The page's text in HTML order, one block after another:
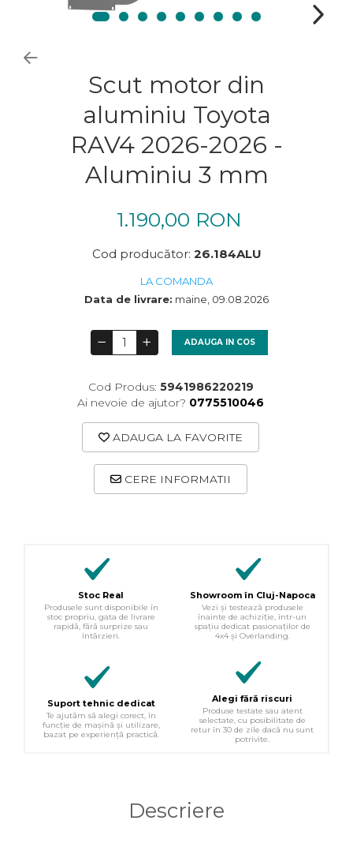
Scut motor din
aluminiu Toyota
RAV4 2026-2026 -
Aluminiu 3 mm
1.190,00 RON
Cod producător: 26.184ALU
LA COMANDA
Data de livrare: maine, 09.08.2026
ADAUGA IN COS
Cod Produs: 5941986220219
Ai nevoie de ajutor? 0775510046
ADAUGA LA FAVORITE
CERE INFORMATII
Stoc Real
Produsele sunt disponibile în
stoc propriu, gata de livrare
rapidă, fără surprize sau
întârzieri.
Showroom în Cluj-Napoca
Vezi și testează produsele
înainte de achiziție, într-un
spațiu dedicat pasionaților de
4x4 și Overlanding.
Suport tehnic dedicat
Te ajutăm să alegi corect, în
funcție de mașină și utilizare,
bazat pe experiență practică.
Alegi fără riscuri
Produse testate sau atent
selectate, cu posibilitate de
retur în 30 de zile dacă nu sunt
potrivite.
Descriere